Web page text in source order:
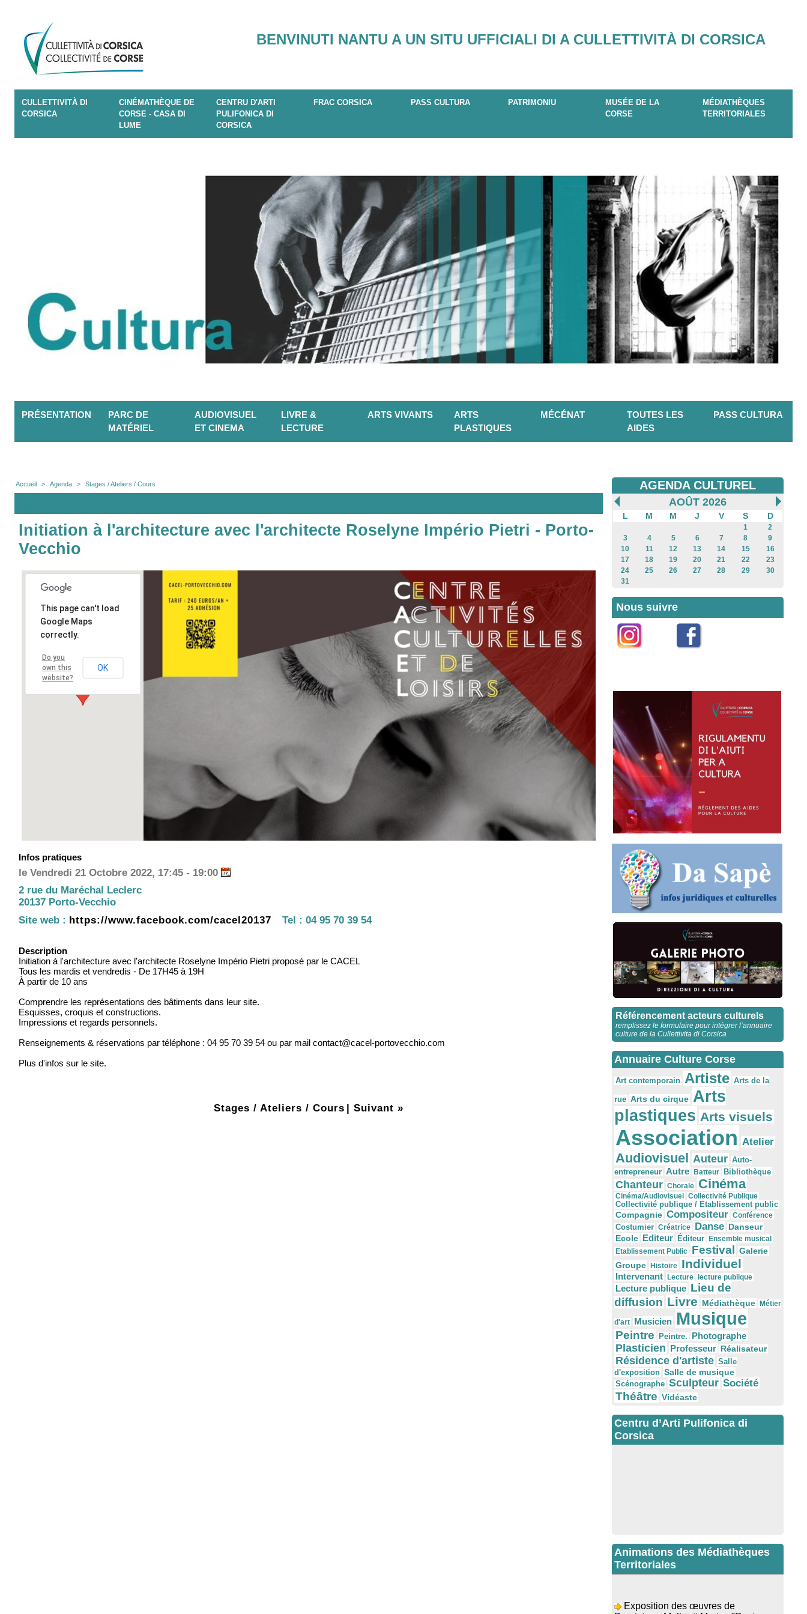
BENVINUTI NANTU A UN SITU UFFICIALI DI A CULLETTIVITÀ DI CORSICA
CULLETTIVITÀ DI
CORSICA
CINÉMATHÈQUE DE
CORSE - CASA DI
LUME
CENTRU D'ARTI
PULIFONICA DI
CORSICA
FRAC CORSICA PASS CULTURA PATRIMONIU
MUSÉE DE LA
CORSE
MÉDIATHÈQUES
TERRITORIALES
PRÉSENTATION
PARC DE
MATÉRIEL
AUDIOVISUEL
ET CINEMA
LIVRE &
LECTURE
ARTS VIVANTS
ARTS
PLASTIQUES
MÉCÉNAT
TOUTES LES
AIDES
PASS CULTURA
Accueil > Agenda > Stages / Ateliers / Cours
Initiation à l'architecture avec l'architecte Roselyne Império Pietri - Porto-
Vecchio
This page can't load
Google Maps
correctly.
Do you
own this
website?
OK
Infos pratiques
le Vendredi 21 Octobre 2022, 17:45 - 19:00
2 rue du Maréchal Leclerc
20137 Porto-Vecchio
Site web : https://www.facebook.com/cacel20137 Tel : 04 95 70 39 54
Description
Initiation à l'architecture avec l'architecte Roselyne Império Pietri proposé par le CACEL
Tous les mardis et vendredis - De 17H45 à 19H
À partir de 10 ans
Comprendre les représentations des bâtiments dans leur site.
Esquisses, croquis et constructions.
Impressions et regards personnels.
Renseignements & réservations par téléphone : 04 95 70 39 54 ou par mail contact@cacel-portovecchio.com
Plus d'infos sur le site.
Stages / Ateliers / Cours | Suivant »
AGENDA CULTUREL
AOÛT 2026
L M M J V S D
1
2
3
4 5 6 7 8
9
10
11 12 13 14 15
16
17
18 19 20 21 22
23
24
25 26 27 28 29
30
31
Nous suivre
Référencement acteurs culturels
remplissez le formulaire pour intégrer l’annuaire
culture de la Cullettivita di Corsica
Annuaire Culture Corse
Art contemporain Artiste Arts de la
rue Arts du cirque Arts
plastiques Arts visuels
Association Atelier
Audiovisuel Auteur Auto-
entrepreneur Autre Batteur Bibliothèque
Chanteur Chorale Cinéma
Cinéma/Audiovisuel
Collectivité Publique
Collectivité publique / Etablissement public
Compagnie Compositeur Conférence
Costumier Créatrice Danse Danseur
Ecole Editeur Éditeur
Ensemble musical
Etablissement Public Festival Galerie
Groupe
Histoire Individuel
Intervenant Lecture lecture publique
Lecture publique Lieu de
diffusion Livre Médiathèque Métier
d'art Musicien Musique
Peintre Peintre. Photographe
Plasticien Professeur Réalisateur
Résidence d'artiste Salle
d'exposition Salle de musique
Scénographe Sculpteur Société
Théâtre Vidéaste
Centru d’Arti Pulifonica di
Corsica
Animations des Médiathèques
Territoriales
Dominique Malberti Morin : "Racines,